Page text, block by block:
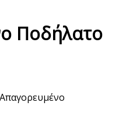
Ποδήλατο